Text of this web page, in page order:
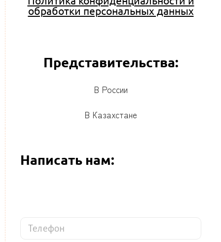
обработки персональных данных
Представительства:
В России
В Казахстане
Написать нам: